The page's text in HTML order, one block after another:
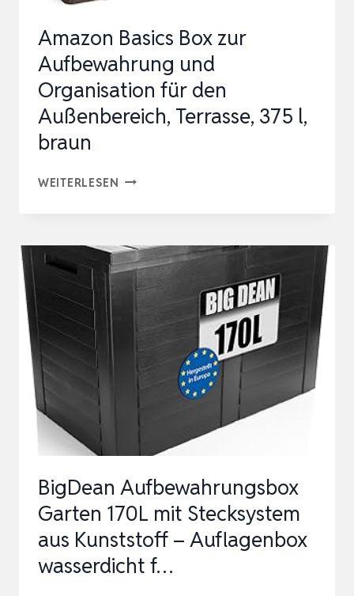
Amazon Basics Box zur
Aufbewahrung und
Organisation für den
Außenbereich, Terrasse, 375 l,
braun
WEITERLESEN AMAZON
ZUR
AUFBEWAHRUNG
ORGANISATION
DEN
AUSSENBEREICH, T
RAUN
BigDean Aufbewahrungsbox
Garten 170L mit Stecksystem
aus Kunststoff – Auflagenbox
wasserdicht f…